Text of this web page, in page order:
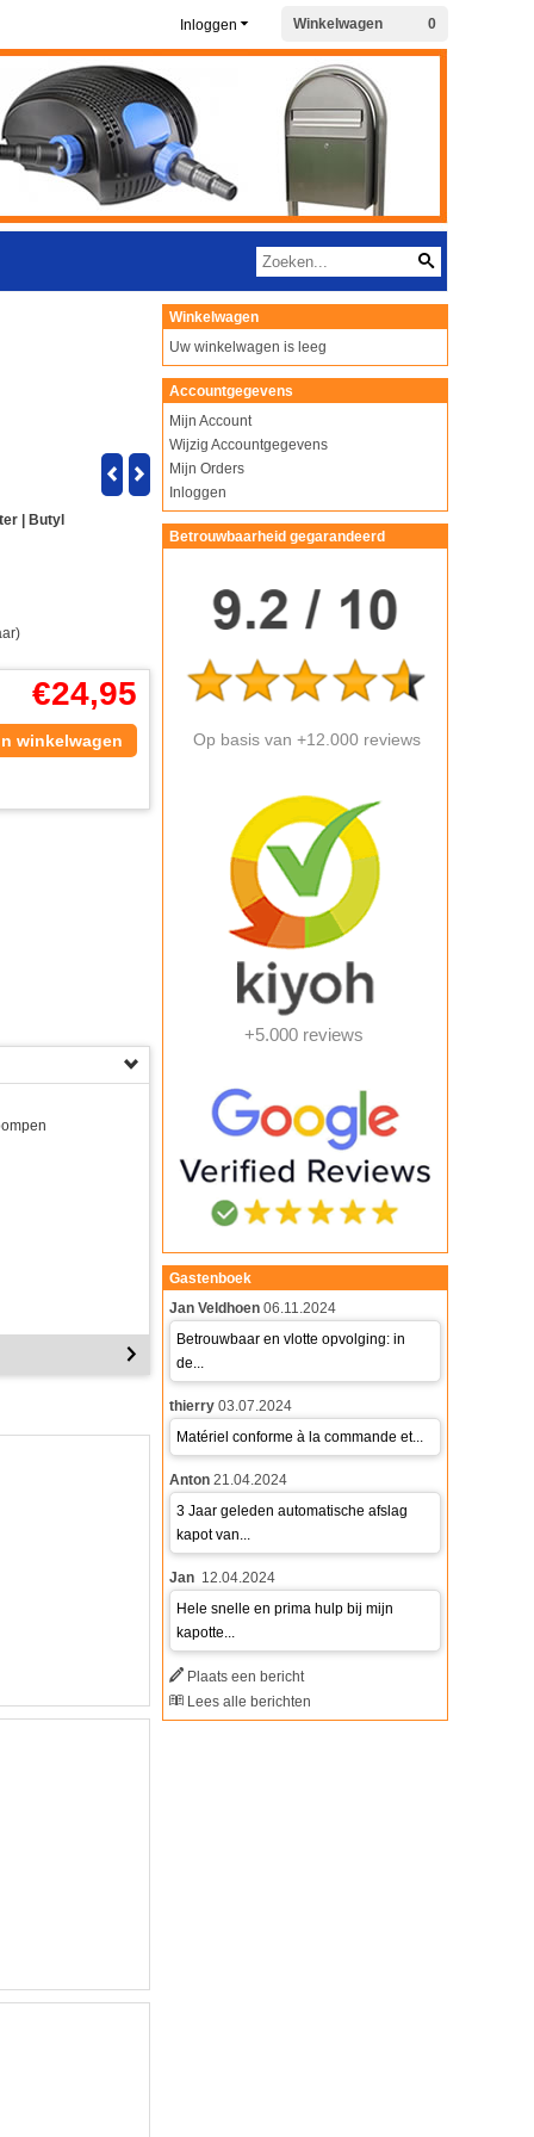
Winkelwagen 0
Inloggen
| Butyl
€24,95
winkelwagen
Winkelwagen
Uw winkelwagen is leeg
Accountgegevens
Mijn Account
Wijzig Accountgegevens
Mijn Orders
Inloggen
Betrouwbaarheid gegarandeerd
Op basis van +12.000 reviews
+5.000 reviews
Gastenboek
Jan Veldhoen 06.11.2024
Betrouwbaar en vlotte opvolging: in
de...
thierry 03.07.2024
Matériel conforme à la commande et...
Anton 21.04.2024
3 Jaar geleden automatische afslag
kapot van...
Jan 12.04.2024
Hele snelle en prima hulp bij mijn
kapotte...
Plaats een bericht
Lees alle berichten